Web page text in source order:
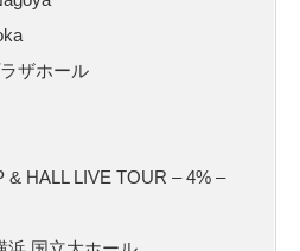
ザホール
& HALL LIVE TOUR – 4% –